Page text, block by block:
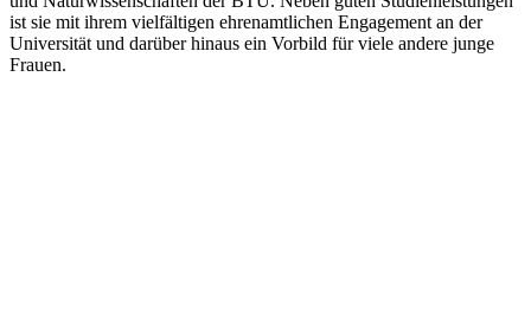
ist sie mit ihrem vielfältigen ehrenamtlichen Engagement an der
Universität und darüber hinaus ein Vorbild für viele andere junge
Frauen.